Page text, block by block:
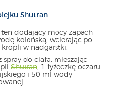
Shutran:
ten dodający mocy zapach
kolońską, wcierając po
kropli w nadgarstki.
spray do ciała, mieszając
Shutran , 1 łyżeczkę oczaru
i 50 ml wody